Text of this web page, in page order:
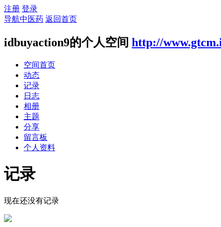
注册 登录
导航中医药 返回首页
idbuyaction9的个人空间 http://
空间首页
动态
记录
日志
相册
主题
分享
留言板
个人资料
记录
现在还没有记录